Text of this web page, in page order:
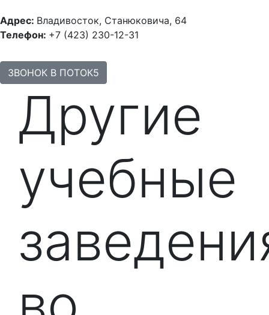
Адрес: Владивосток, Станюковича, 64
Телефон: +7 (423) 230-12-31
ЗВОНОК В ПОТОК5
Другие
учебные